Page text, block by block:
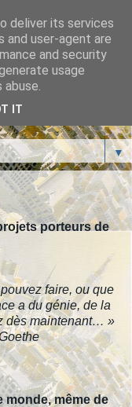
-
▼
porteurs de
faire, ou que
a du génie, de la
dès maintenant… »
monde, même de
deliver its services
and user-agent are
and security
usage
IT